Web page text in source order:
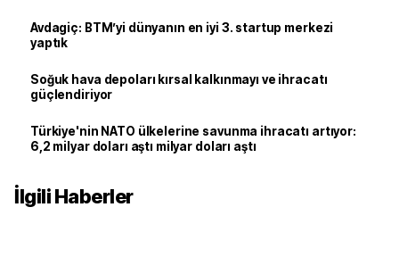
Avdagiç: BTM’yi dünyanın en iyi 3. startup merkezi
yaptık
Soğuk hava depoları kırsal kalkınmayı ve ihracatı
güçlendiriyor
Türkiye'nin NATO ülkelerine savunma ihracatı artıyor:
6,2 milyar doları aştı milyar doları aştı
İlgili Haberler